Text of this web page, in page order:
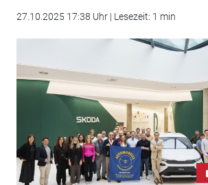
27.10.2025 17:38 Uhr | Lesezeit: 1 min